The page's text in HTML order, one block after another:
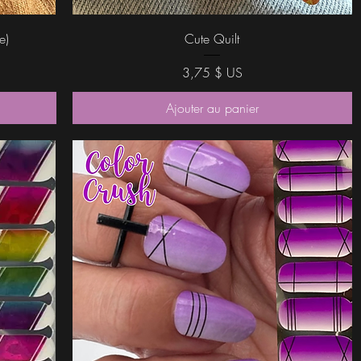
Aperçu rapide
Cute Quilt
Prix
3,75 $ US
Ajouter au panier